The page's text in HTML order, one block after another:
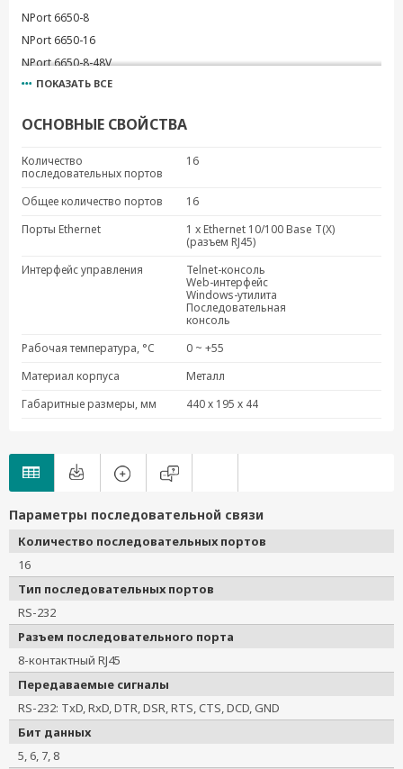
NPort 6650-8
NPort 6650-16
NPort 6650-8-48V
NPort 6610-8
NPort 6610-16-48V
NPort 6650-32-48V
NPort 6610-32
NPort 6650-16-T
NPort 6650-8-HV-T
ПОКАЗАТЬ ВСЕ
ОСНОВНЫЕ СВОЙСТВА
Количество
последовательных портов
16
Общее количество портов
16
Порты Ethernet
1 x Ethernet 10/100 Base T(X)
(разъем RJ45)
Интерфейс управления
Telnet-консоль
Web-интерфейс
Windows-утилита
Последовательная
консоль
Рабочая температура, °C
0 ~ +55
Материал корпуса
Металл
Габаритные размеры, мм
440 х 195 х 44
Параметры последовательной связи
Количество последовательных портов
16
Тип последовательных портов
RS-232
Разъем последовательного порта
8-контактный RJ45
Передаваемые сигналы
RS-232: TxD, RxD, DTR, DSR, RTS, CTS, DCD, GND
Бит данных
5, 6, 7, 8